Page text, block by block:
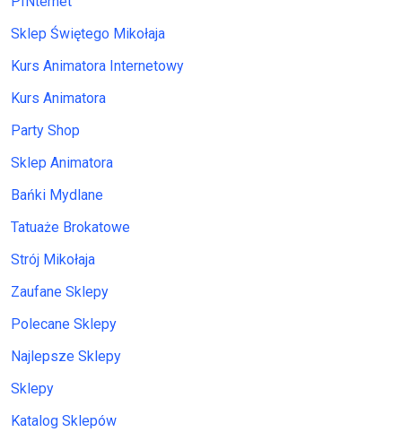
Sklep Świętego Mikołaja
Kurs Animatora Internetowy
Kurs Animatora
Party Shop
Sklep Animatora
Bańki Mydlane
Tatuaże Brokatowe
Strój Mikołaja
Zaufane Sklepy
Polecane Sklepy
Najlepsze Sklepy
Sklepy
Katalog Sklepów